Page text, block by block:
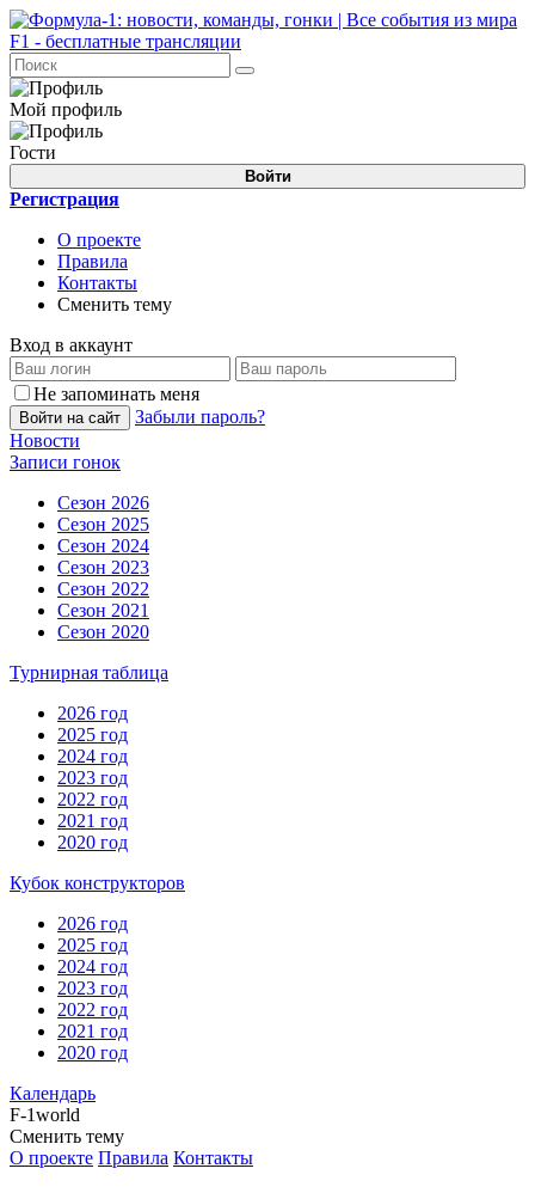
Мой профиль
Гости
Войти
Регистрация
О проекте
Правила
Контакты
Сменить тему
Вход в аккаунт
Не запоминать меня
Войти на сайт
Забыли пароль?
Новости
Записи гонок
Сезон 2026
Сезон 2025
Сезон 2024
Сезон 2023
Сезон 2022
Сезон 2021
Сезон 2020
Турнирная таблица
2026 год
2025 год
2024 год
2023 год
2022 год
2021 год
2020 год
Кубок конструкторов
2026 год
2025 год
2024 год
2023 год
2022 год
2021 год
2020 год
Календарь
F-1world
Сменить тему
О проекте Правила Контакты